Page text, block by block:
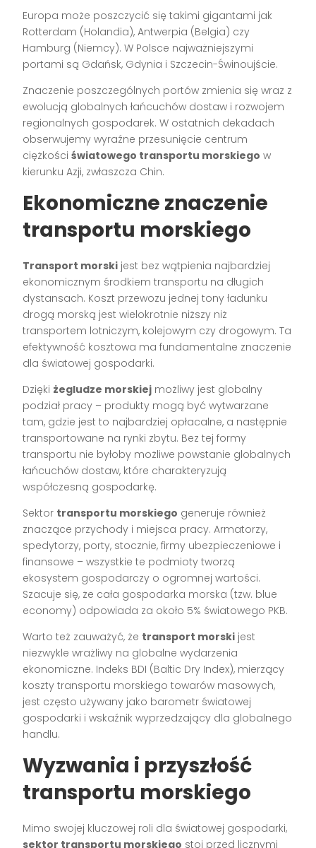
Europa może poszczycić się takimi gigantami jak
Rotterdam (Holandia), Antwerpia (Belgia) czy
Hamburg (Niemcy). W Polsce najważniejszymi
portami są Gdańsk, Gdynia i Szczecin-Świnoujście.
Znaczenie poszczególnych portów zmienia się wraz z
ewolucją globalnych łańcuchów dostaw i rozwojem
regionalnych gospodarek. W ostatnich dekadach
obserwujemy wyraźne przesunięcie centrum
ciężkościświatowego transportu morskiego w
kierunku Azji, zwłaszcza Chin.
Ekonomiczne znaczenie
transportu morskiego
Transport morski jest bez wątpienia najbardziej
ekonomicznym środkiem transportu na długich
dystansach. Koszt przewozu jednej tony ładunku
drogą morską jest wielokrotnie niższy niż
transportem lotniczym, kolejowym czy drogowym. Ta
efektywność kosztowa ma fundamentalne znaczenie
dla światowej gospodarki.
Dzięki żegludze morskiej możliwy jest globalny
podział pracy – produkty mogą być wytwarzane
tam, gdzie jest to najbardziej opłacalne, a następnie
transportowane na rynki zbytu. Bez tej formy
transportu nie byłoby możliwe powstanie globalnych
łańcuchów dostaw, które charakteryzują
współczesną gospodarkę.
Sektor transportu morskiego generuje również
znaczące przychody i miejsca pracy. Armatorzy,
spedytorzy, porty, stocznie, firmy ubezpieczeniowe i
finansowe – wszystkie te podmioty tworzą
ekosystem gospodarczy o ogromnej wartości.
Szacuje się, że cała gospodarka morska (tzw. blue
economy) odpowiada za około 5% światowego PKB.
Warto też zauważyć, że transport morski jest
niezwykle wrażliwy na globalne wydarzenia
ekonomiczne. Indeks BDI (Baltic Dry Index), mierzący
koszty transportu morskiego towarów masowych,
jest często używany jako barometr światowej
gospodarki i wskaźnik wyprzedzający dla globalnego
handlu.
Wyzwania i przyszłość
transportu morskiego
Mimo swojej kluczowej roli dla światowej gospodarki,
sektor transportu morskiego stoi przed licznymi